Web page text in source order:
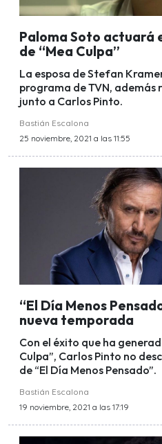
Paloma Soto actuará
de “Mea Culpa”
La esposa de Stefan
programa de TVN, además
junto a Carlos Pinto.
Bastián Escalona
25 noviembre, 2021 a las 11:55
“El Día Menos
nueva temporada
Con el éxito que ha
Culpa”, Carlos Pinto no
de “El Día Menos Pensado”.
Bastián Escalona
19 noviembre, 2021 a las 17:19